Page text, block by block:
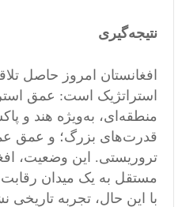
نتیجه‌گیری
افغانستان امروز حاصل
استراتژیک است: عمق
منطقه‌ای، به‌ویژه هند و
قدرت‌های بزرگ؛ و عمق
تروریستی. این وضعیت،
مستقل به یک میدان رقابت
با این حال، تجربه